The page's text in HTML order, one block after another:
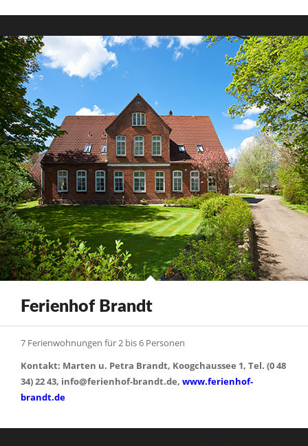
Ferienhof Brandt
7 Ferienwohnungen für 2 bis 6 Personen
Kontakt: Marten u. Petra Brandt, Koogchaussee 1, Tel. (0 48
34) 22 43, info@ferienhof-brandt.de, www.ferienhof-
brandt.de